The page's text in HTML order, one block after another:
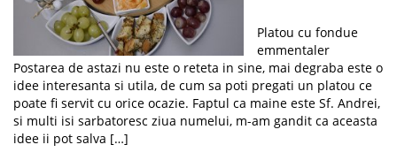
Platou cu fondue
emmentaler
Postarea de astazi nu este o reteta in sine, mai degraba este o
idee interesanta si utila, de cum sa poti pregati un platou ce
poate fi servit cu orice ocazie. Faptul ca maine este Sf. Andrei,
si multi isi sarbatoresc ziua numelui, m-am gandit ca aceasta
idee ii pot salva […]